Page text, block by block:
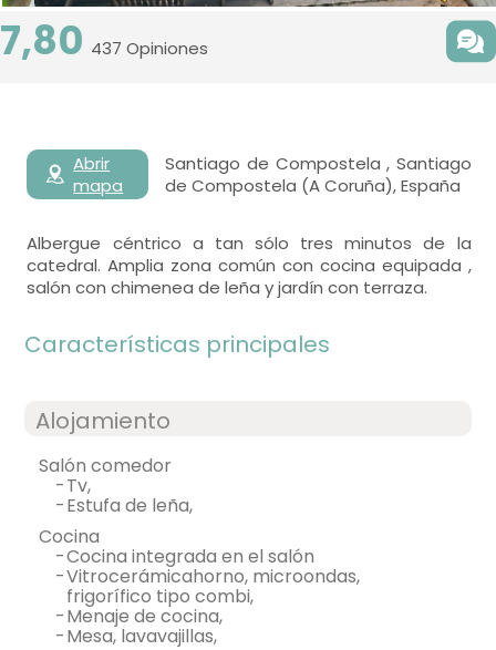
7,80 437 Opiniones
Abrir
mapa
Santiago de Compostela , Santiago
de Compostela (A Coruña), España
Albergue céntrico a tan sólo tres minutos de la
catedral. Amplia zona común con cocina equipada ,
salón con chimenea de leña y jardín con terraza.
Características principales
Alojamiento
salón comedor
- tv,
- estufa de leña,
cocina
- cocina integrada en el salón
-vitrocerámicahorno, microondas,
frigorífico tipo combi,
- menaje de cocina,
-
mesa, lavavajillas,